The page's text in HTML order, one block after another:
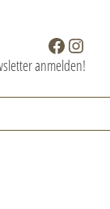
Facebook
anmelden!